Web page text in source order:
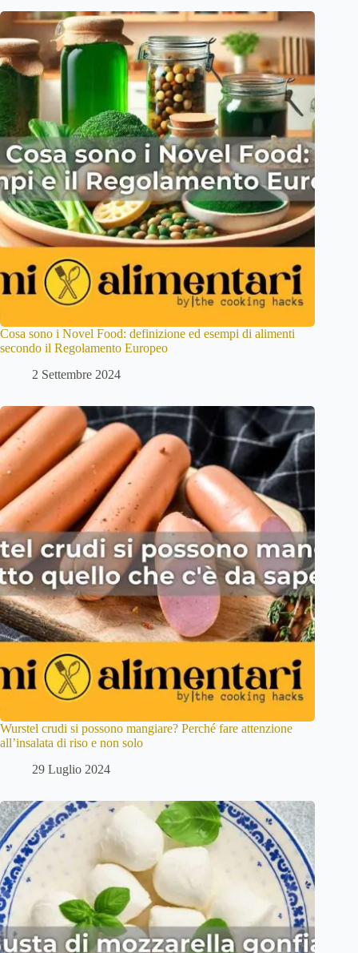
Cosa sono i Novel Food: definizione ed esempi di alimenti
secondo il Regolamento Europeo
2 Settembre 2024
Wurstel crudi si possono mangiare? Perché fare attenzione
all’insalata di riso e non solo
29 Luglio 2024